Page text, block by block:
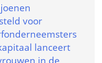
voor
lanceert
in de